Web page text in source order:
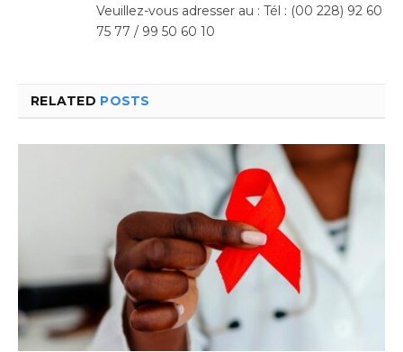
Veuillez-vous adresser au : Tél : (00 228) 92 60
75 77 / 99 50 60 10
RELATED POSTS